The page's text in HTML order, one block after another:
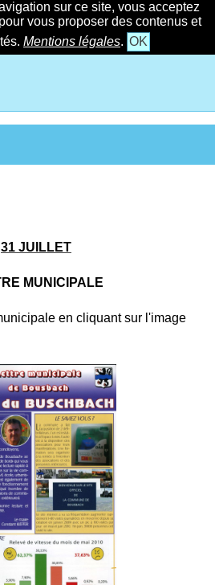
sur ce site, vous acceptez
vous proposer des contenus et
Mentions légales. OK
31 JUILLET
MUNICIPALE
en cliquant sur l'image